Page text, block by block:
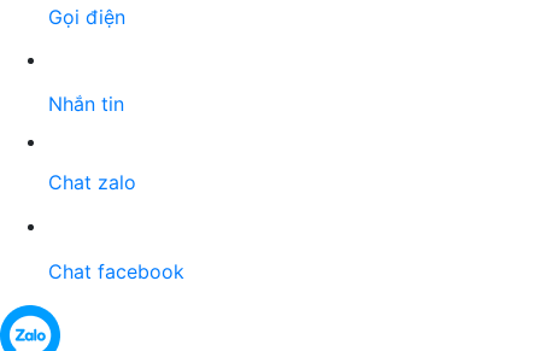
Gọi điện
Nhắn tin
Chat zalo
Chat facebook